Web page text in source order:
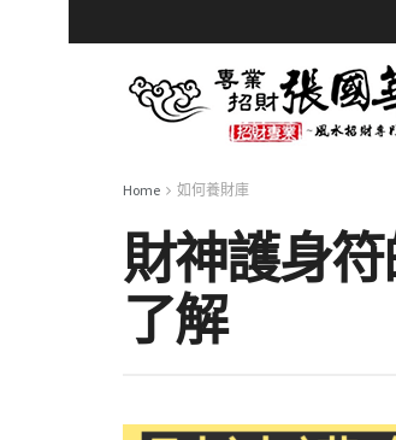
Home 如何養財庫
財神護身
了解